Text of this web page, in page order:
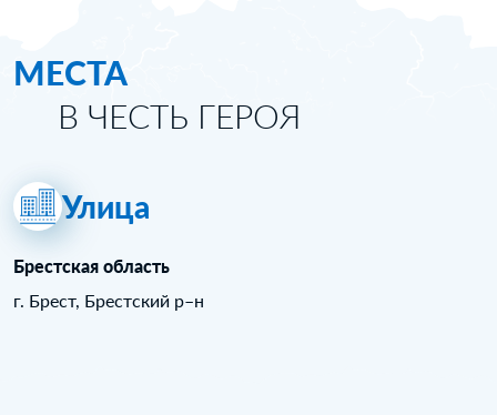
МЕСТА
В ЧЕСТЬ ГЕРОЯ
Улица
Брестская область
г. Брест, Брестский р–н